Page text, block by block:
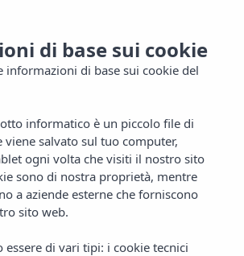
di base sui cookie
informazioni di base sui cookie del
informatico è un piccolo file di
salvato sul tuo computer,
ogni volta che visiti il nostro sito
sono di nostra proprietà, mentre
a aziende esterne che forniscono
sito web.
essere di vari tipi: i cookie tecnici